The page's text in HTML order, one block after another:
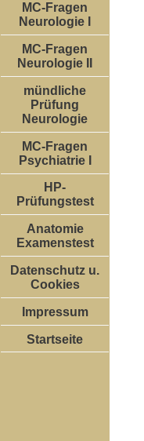
MC-Fragen
Neurologie I
MC-Fragen
Neurologie II
mündliche
Prüfung
Neurologie
MC-Fragen
Psychiatrie I
HP-
Prüfungstest
Anatomie
Examenstest
Datenschutz u.
Cookies
Impressum
Startseite